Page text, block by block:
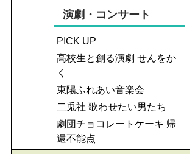
演劇・コンサート
PICK UP
高校生と創る演劇 せんをか
く
東陽ふれあい音楽会
二兎社 歌わせたい男たち
劇団チョコレートケーキ 帰
還不能点